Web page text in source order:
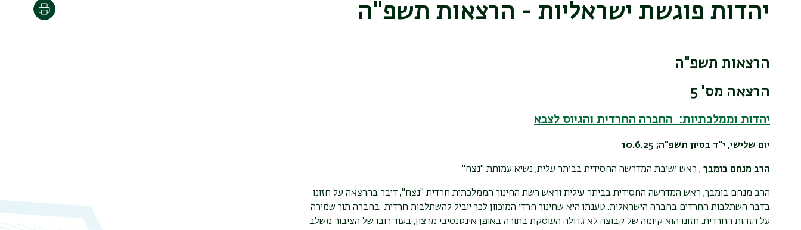
יהדות פוגשת ישראליות - הרצאות תשפ"ה הדפסה
הרצאות תשפ"ה
הרצאה מס' 5
יהדות וממלכתיות: החברה החרדית והגיוס לצבא
יום שלישי, י"ד בסיון תשפ"ה; 10.6.25
הרב מנחם בומבך , ראש ישיבת המדרשה החסידית בביתר עלית, נשיא עמותת "נצח"
הרב מנחם בומבך, ראש המדרשה החסידית בביתר עילית וראש רשת החינוך הממלכתית חרדית "נצח", דיבר בהרצאה על חזונו
בדבר השתלבות החרדים בחברה הישראלית. טענתו היא שחינוך חרדי המוכוון לכך יוביל להשתלבות חרדית בחברה תוך שמירה
על הזהות החרדית. חזונו הוא קיומה של קבוצה לא גדולה העוסקת בתורה באופן אינטנסיבי מרצון, בעוד רובו של הציבור משלב